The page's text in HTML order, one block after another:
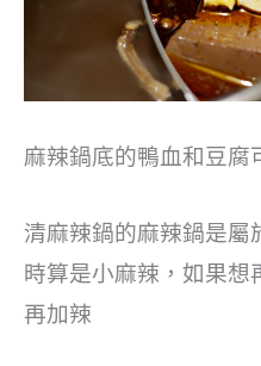
麻辣鍋底的鴨血和豆腐
清麻辣鍋的麻辣鍋是屬
時算是小麻辣，如果想
再加辣